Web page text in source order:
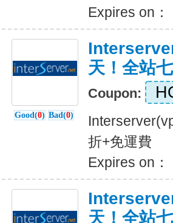
Expires on
Good(0) Bad(0)
天！全站
Coupon:
折+免運費
Expires on
天！全站